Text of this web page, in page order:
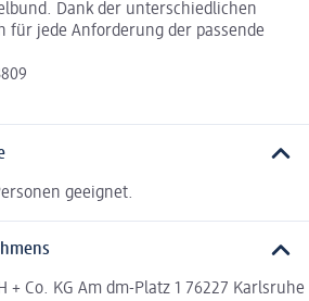
Dank der unterschiedlichen
für jede Anforderung der passende
geeignet.
+ Co. KG Am dm-Platz 1 76227 Karlsruhe